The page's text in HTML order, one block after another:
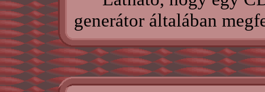
generátor általában